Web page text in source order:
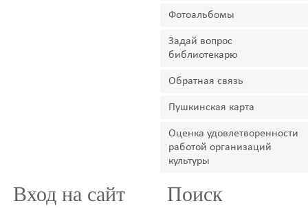
Фотоальбомы
Задай вопрос
библиотекарю
Обратная связь
Пушкинская карта
Оценка удовлетворенности
работой организаций
культуры
Вход на сайт Поиск